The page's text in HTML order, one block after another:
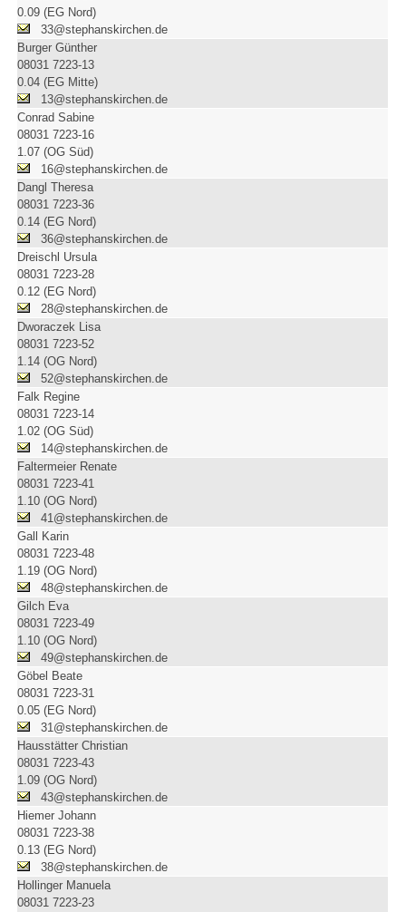
0.09 (EG Nord)
33@stephanskirchen.de
Burger Günther
08031 7223-13
0.04 (EG Mitte)
13@stephanskirchen.de
Conrad Sabine
08031 7223-16
1.07 (OG Süd)
16@stephanskirchen.de
Dangl Theresa
08031 7223-36
0.14 (EG Nord)
36@stephanskirchen.de
Dreischl Ursula
08031 7223-28
0.12 (EG Nord)
28@stephanskirchen.de
Dworaczek Lisa
08031 7223-52
1.14 (OG Nord)
52@stephanskirchen.de
Falk Regine
08031 7223-14
1.02 (OG Süd)
14@stephanskirchen.de
Faltermeier Renate
08031 7223-41
1.10 (OG Nord)
41@stephanskirchen.de
Gall Karin
08031 7223-48
1.19 (OG Nord)
48@stephanskirchen.de
Gilch Eva
08031 7223-49
1.10 (OG Nord)
49@stephanskirchen.de
Göbel Beate
08031 7223-31
0.05 (EG Nord)
31@stephanskirchen.de
Hausstätter Christian
08031 7223-43
1.09 (OG Nord)
43@stephanskirchen.de
Hiemer Johann
08031 7223-38
0.13 (EG Nord)
38@stephanskirchen.de
Hollinger Manuela
08031 7223-23